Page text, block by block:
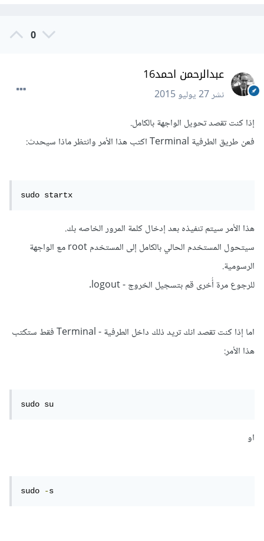
0
عبدالرحمن احمد16
نشر27 يوليو 2015
إذا كنت تقصد تحويل الواجهة بالكامل.
فعن طريق الطرفية Terminal اكتب هذا الأمر وانتظر ماذا سيحدث:
sudo startx
هذا اﻷمر سيتم تنفيذه بعد إدخال كلمة المرور الخاصه بك.
سيتحول المستخدم الحالي بالكامل إلى المستخدم root مع الواجهة
الرسومية.
للرجوع مرة أُخرى قم بتسجيل الخروج - logout.
اما إذا كنت تقصد انك تريد ذلك داخل الطرفية - Terminal فقط ستكتب
هذا اﻷمر:
sudo su
او
sudo -s